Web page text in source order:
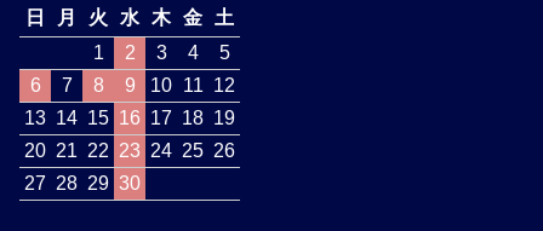
日
月 火 水 木 金
土
1
2 3 4
5
6
7 8 9 10 11 12
13 14 15 16 17 18 19
20 21 22 23 24 25 26
27 28 29 30